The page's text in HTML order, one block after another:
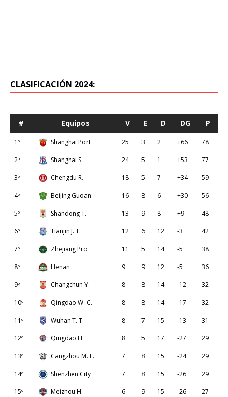
CLASIFICACIÓN 2024:
# Equipos V E D DG P
1º Shanghai Port 25 3 2 +66 78
2º Shanghai S. 24 5 1 +53 77
3º Chengdu R. 18 5 7 +34 59
4º Beijing Guoan 16 8 6 +30 56
5º Shandong T. 13 9 8 +9 48
6º Tianjin J. T. 12 6 12 -3 42
7º Zhejiang Pro 11 5 14 -5 38
8º Henan 9 9 12 -5 36
9º Changchun Y. 8 8 14 -12 32
10º Qingdao W. C. 8 8 14 -17 32
11º Wuhan T. T. 8 7 15 -13 31
12º Qingdao H. 8 5 17 -27 29
13º Cangzhou M. L. 7 8 15 -24 29
14º Shenzhen City 7 8 15 -26 29
15º Meizhou H. 6 9 15 -26 27